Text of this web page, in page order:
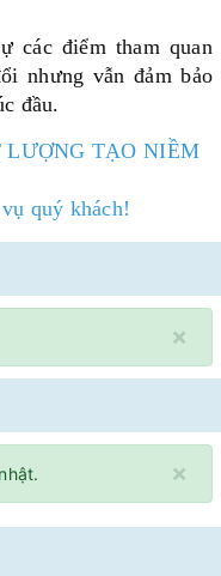
các điểm tham quan
nhưng vẫn đảm bảo
đầu.
LƯỢNG TẠO NIỀM
quý khách!
×
×